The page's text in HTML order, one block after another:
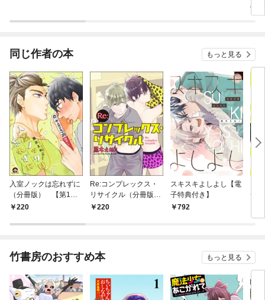
めて
同じ作者の本 もっと見る
入室ノックは忘れずに
（分冊版） 【第1
話】220
Re:コンプレックス・
リサイクル（分冊版）
【第1話】
220
スキスキよしよし【電
子特典付き】
792
チ
ネ
竹書房のおすすめ本 もっと見る